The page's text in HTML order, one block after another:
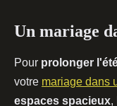
Un mariage
Pour prolonger
votre mariage dans
espaces spacieux,